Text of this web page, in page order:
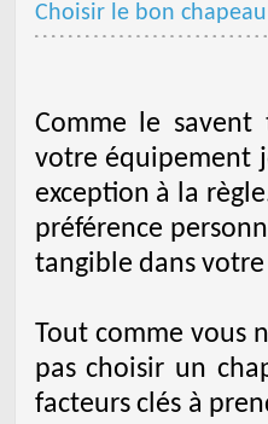
Choisir le bon
Comme le savent
votre équipement
exception à la
préférence
tangible dans
Tout comme vous
pas choisir un
facteurs clés à